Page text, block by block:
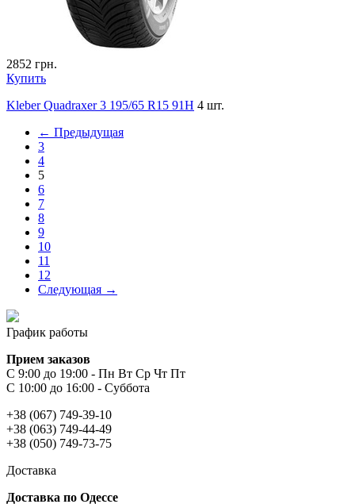
2852 грн.
Купить
Kleber Quadraxer 3 195/65 R15 91H 4 шт.
← Предыдущая
3
4
5
6
7
8
9
10
11
12
Следующая →
График работы
Прием заказов
С 9:00 до 19:00 - Пн Вт Ср Чт Пт
С 10:00 до 16:00 - Суббота
+38 (067) 749-39-10
+38 (063) 749-44-49
+38 (050) 749-73-75
Доставка
Доставка по Одессе